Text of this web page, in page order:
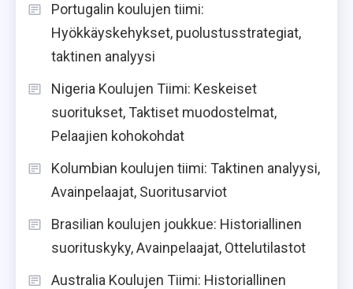
Portugalin koulujen tiimi:
Hyökkäyskehykset, puolustusstrategiat,
taktinen analyysi
Nigeria Koulujen Tiimi: Keskeiset
suoritukset, Taktiset muodostelmat,
Pelaajien kohokohdat
Kolumbian koulujen tiimi: Taktinen analyysi,
Avainpelaajat, Suoritusarviot
Brasilian koulujen joukkue: Historiallinen
suorituskyky, Avainpelaajat, Ottelutilastot
Australia Koulujen Tiimi: Historiallinen